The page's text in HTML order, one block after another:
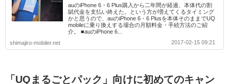
auのiPhone 6・6 Plus購入から二年間が経過、本体代の割
賦代金を支払い終えた。という方が増えてくるタイミング
かと思うので、auのiPhone 6・6 Plusを本体そのままでUQ
mobileに乗り換えする場合の月額料金・手続方法のご紹
介。 ■auのiPhone 6...
shimajiro-mobiler.net
2017-02-15 09:21
「UQまるごとパック」向けに初めてのキャン